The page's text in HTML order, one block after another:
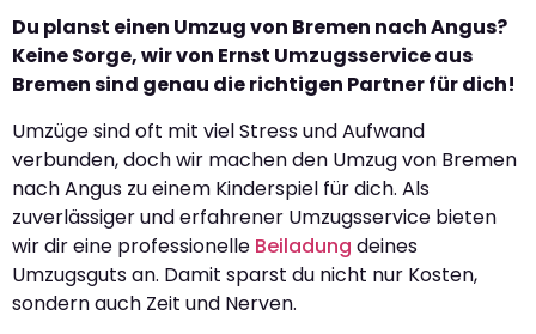
Du planst einen Umzug von Bremen nach Angus?
Keine Sorge, wir von Ernst Umzugsservice aus
Bremen sind genau die richtigen Partner für dich!
Umzüge sind oft mit viel Stress und Aufwand
verbunden, doch wir machen den Umzug von Bremen
nach Angus zu einem Kinderspiel für dich. Als
zuverlässiger und erfahrener Umzugsservice bieten
wir dir eine professionelle Beiladung deines
Umzugsguts an. Damit sparst du nicht nur Kosten,
sondern auch Zeit und Nerven.